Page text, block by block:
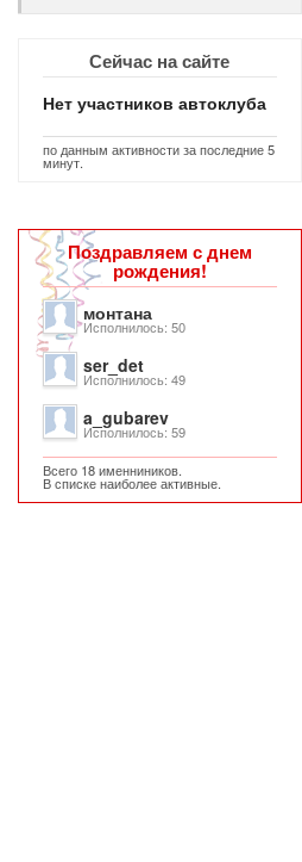
Сейчас на сайте
Нет участников автоклуба
по данным активности за последние 5
минут.
Поздравляем с днем
рождения!
монтана
Исполнилось: 50
ser_det
Исполнилось: 49
a_gubarev
Исполнилось: 59
Всего 18 именниников.
В списке наиболее активные.